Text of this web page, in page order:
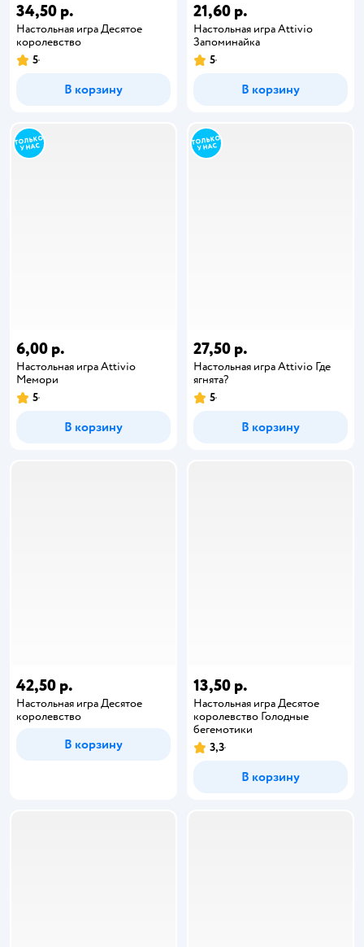
34,50 р.
Настольная игра Десятое
королевство
5
В корзину
21,60 р.
Настольная игра Attivio
Запоминайка
5
В корзину
6,00 р.
Настольная игра Attivio
Мемори
5
В корзину
27,50 р.
Настольная игра Attivio Где
ягнята?
5
В корзину
42,50 р.
Настольная игра Десятое
королевство
В корзину
13,50 р.
Настольная игра Десятое
королевство Голодные
бегемотики
3,3
В корзину